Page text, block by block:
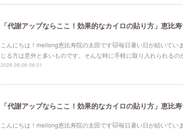
「代謝アップならここ！効果的なカイロの貼り方」恵比
こんにちは！meilong恵比寿院の太田です🐱毎日暑い日が続いて
じる方は意外と多いものです。そんな時に手軽に取り入れられる
2026.08.06 06:01
「代謝アップならここ！効果的なカイロの貼り方」恵比
こんにちは！meilong恵比寿院の太田です🐱毎日暑い日が続いて